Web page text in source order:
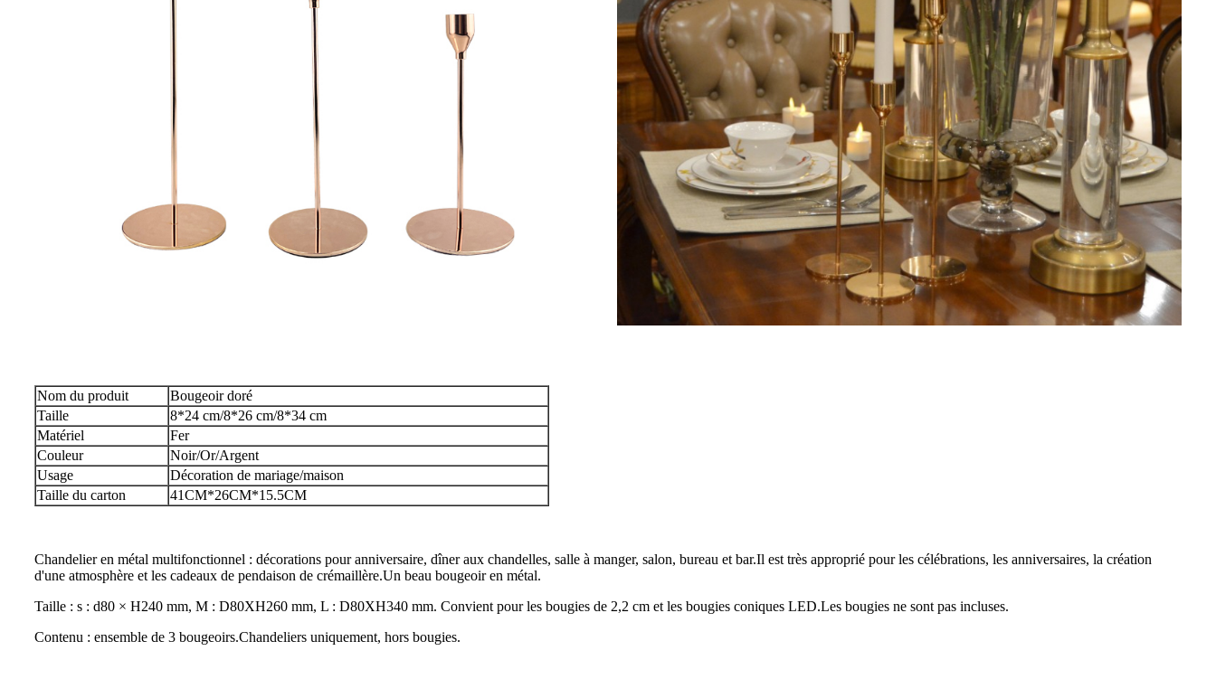
Nom du produit
Bougeoir doré
Taille
8*24 cm/8*26 cm/8*34 cm
Matériel
Fer
Couleur
Noir/Or/Argent
Usage
Décoration de mariage/maison
Taille du carton
41CM*26CM*15.5CM
Chandelier en métal multifonctionnel : décorations pour anniversaire, dîner aux chandelles, salle à manger, salon, bureau et bar.Il est très approprié pour les célébrations, les anniversaires, la création
d'une atmosphère et les cadeaux de pendaison de crémaillère.Un beau bougeoir en métal.
Taille : s : d80 × H240 mm, M : D80XH260 mm, L : D80XH340 mm. Convient pour les bougies de 2,2 cm et les bougies coniques LED.Les bougies ne sont pas incluses.
Contenu : ensemble de 3 bougeoirs.Chandeliers uniquement, hors bougies.